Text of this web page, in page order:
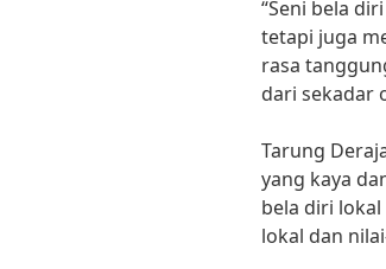
“Seni bela
tetapi juga
rasa
dari sekadar
Tarung
yang kaya
bela diri
lokal dan